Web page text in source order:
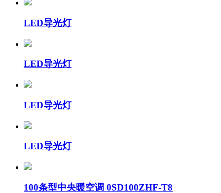
LED导光灯
LED导光灯
LED导光灯
LED导光灯
100条型中央暖空调 0SD100ZHF-T8